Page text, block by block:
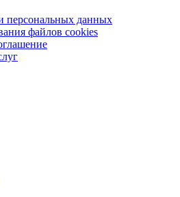
персональных данных
файлов cookies